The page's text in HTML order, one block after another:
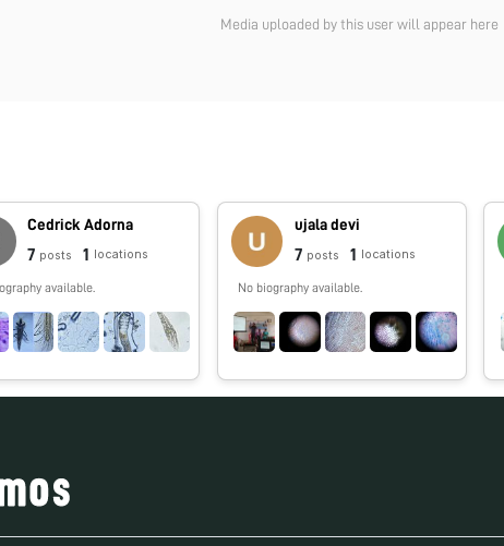
Media uploaded by this user will appear here
Cedrick Adorna
7 posts 1 locations
available.
ujala devi
7 posts 1 locations
No biography available.